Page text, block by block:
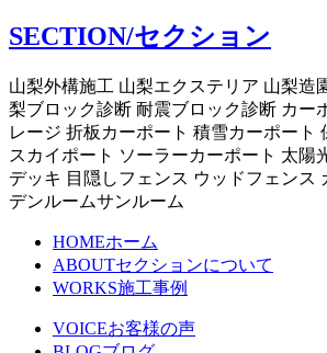
SECTION/セクション
山梨外構施工 山梨エクステリア 山梨造
梨ブロック診断 耐震ブロック診断 カー
レージ 折板カーポート 積雪カーポート
スカイポート ソーラーカーポート 太陽
デッキ 目隠しフェンス ウッドフェンス
デンルームサンルーム
HOMEホーム
ABOUTセクションについて
WORKS施工事例
VOICEお客様の声